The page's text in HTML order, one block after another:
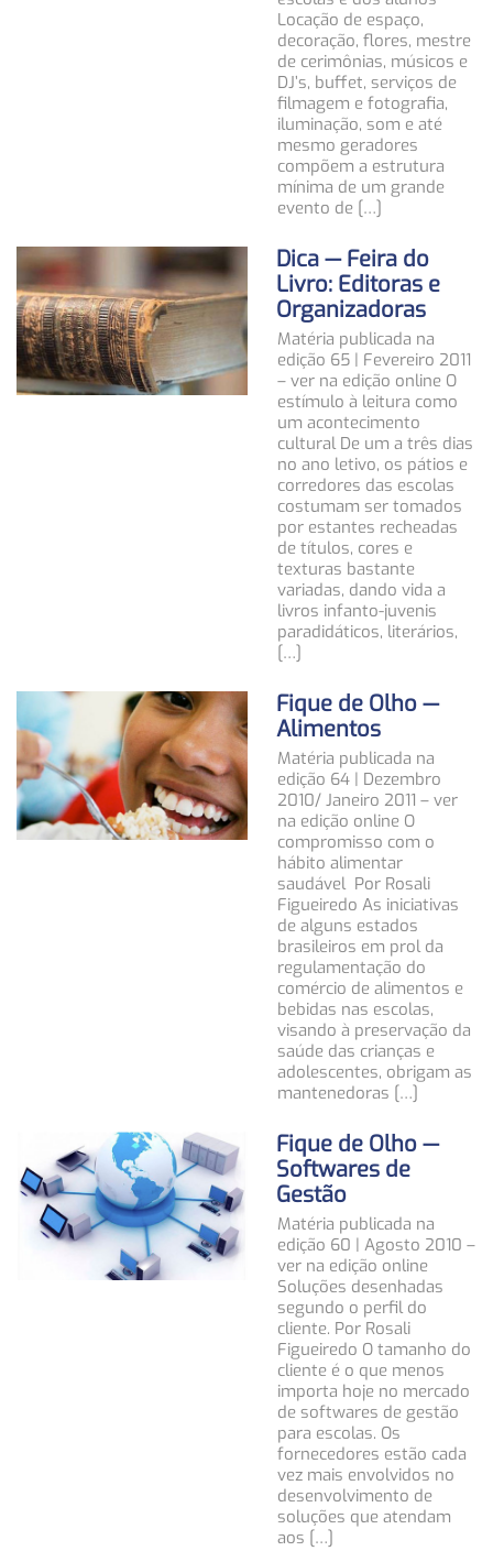
Locação de espaço,
decoração, flores, mestre
de cerimônias, músicos e
DJ’s, buffet, serviços de
filmagem e fotografia,
iluminação, som e até
mesmo geradores
compõem a estrutura
mínima de um grande
evento de […]
Dica — Feira do
Livro: Editoras e
Organizadoras
Matéria publicada na
edição 65 | Fevereiro 2011
– ver na edição online O
estímulo à leitura como
um acontecimento
cultural De um a três dias
no ano letivo, os pátios e
corredores das escolas
costumam ser tomados
por estantes recheadas
de títulos, cores e
texturas bastante
variadas, dando vida a
livros infanto-juvenis
paradidáticos, literários,
[…]
Fique de Olho —
Alimentos
Matéria publicada na
edição 64 | Dezembro
2010/ Janeiro 2011 – ver
na edição online O
compromisso com o
hábito alimentar
saudável Por Rosali
Figueiredo As iniciativas
de alguns estados
brasileiros em prol da
regulamentação do
comércio de alimentos e
bebidas nas escolas,
visando à preservação da
saúde das crianças e
adolescentes, obrigam as
mantenedoras […]
Fique de Olho —
Softwares de
Gestão
Matéria publicada na
edição 60 | Agosto 2010 –
ver na edição online
Soluções desenhadas
segundo o perfil do
cliente. Por Rosali
Figueiredo O tamanho do
cliente é o que menos
importa hoje no mercado
de softwares de gestão
para escolas. Os
fornecedores estão cada
vez mais envolvidos no
desenvolvimento de
soluções que atendam
aos […]